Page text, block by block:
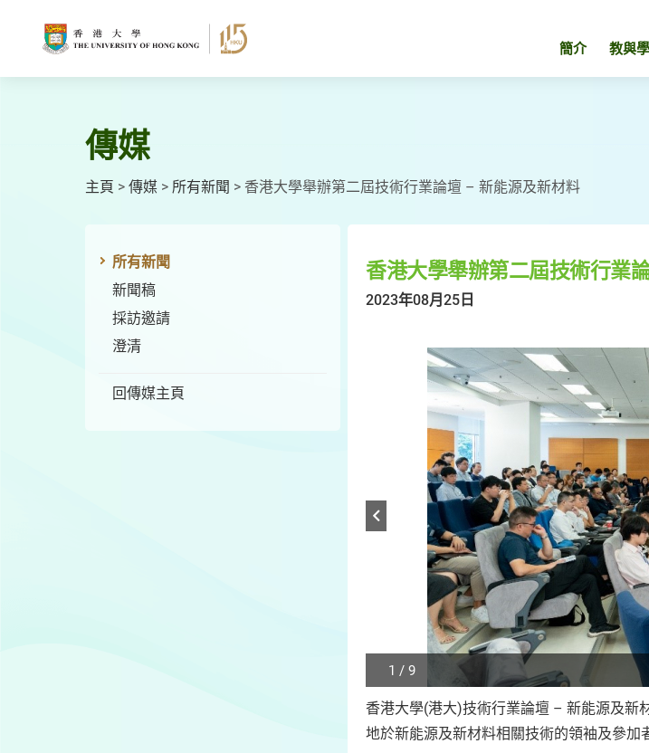
簡介 教與學
傳媒
主頁 > 傳媒 > 所有新聞 > 香港大學舉辦第二屆技術行業論壇 – 新能源及新材料
所有新聞
新聞稿
採訪邀請
澄清
回傳媒主頁
香港大學舉辦第二屆技術行業
2023年08月25日
1 / 9
Play
/
the
香港大學(港大)技術行業論壇 – 新能源及新
地於新能源及新材料相關技術的領袖及參加